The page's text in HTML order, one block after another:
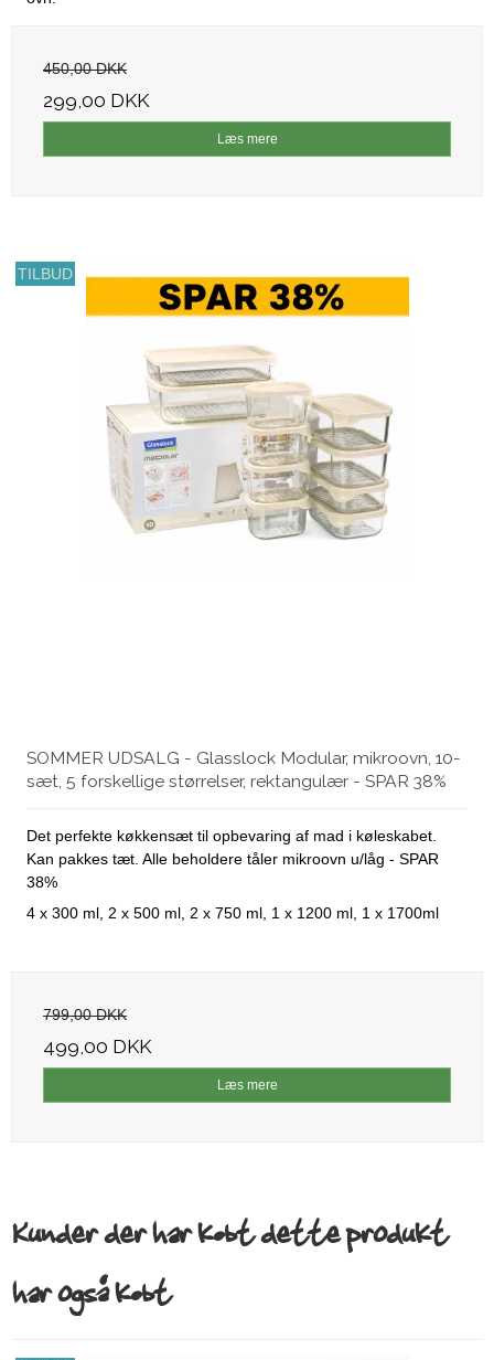
450,00 DKK
299,00 DKK
Læs mere
TILBUD
SOMMER UDSALG - Glasslock Modular, mikroovn, 10-
sæt, 5 forskellige størrelser, rektangulær - SPAR 38%
Det perfekte køkkensæt til opbevaring af mad i køleskabet.
Kan pakkes tæt. Alle beholdere tåler mikroovn u/låg - SPAR
38%
4 x 300 ml, 2 x 500 ml, 2 x 750 ml, 1 x 1200 ml, 1 x 1700ml
799,00 DKK
499,00 DKK
Læs mere
Kunder der har købt dette produkt
har også købt